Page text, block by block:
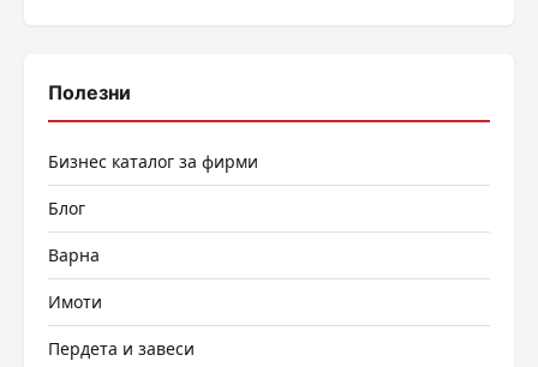
Полезни
Бизнес каталог за фирми
Блог
Варна
Имоти
Пердета и завеси